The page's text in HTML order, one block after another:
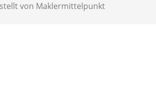
von Maklermittelpunkt